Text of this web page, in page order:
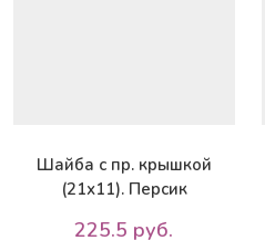
Шайба с пр. крышкой
(21х11). Персик
225.5 руб.